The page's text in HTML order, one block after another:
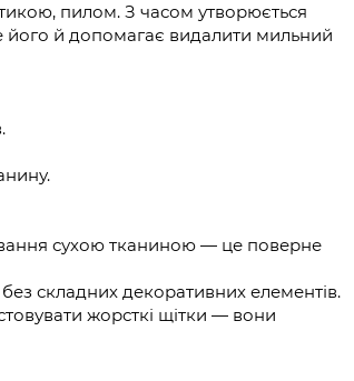
пилом. З часом утворюється
й допомагає видалити мильний
сухою тканиною — це поверне
складних декоративних елементів.
жорсткі щітки — вони